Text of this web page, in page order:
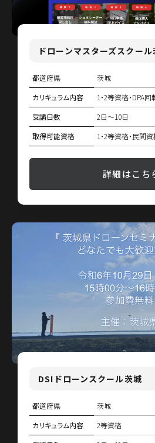
ドローンマスターズスクー
都道府県
茨城
カリキュラム内容
1・2等資格・DPA
受講日数
2日〜10日
取得可能資格
1・2等資格・民間
詳細はこち
DSIドローンスクール茨城
都道府県
茨城
カリキュラム内容
2等資格